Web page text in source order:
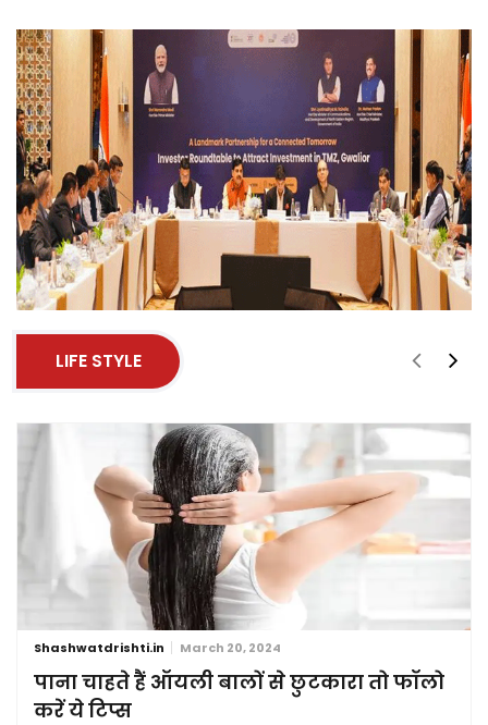
LIFE STYLE
Shashwatdrishti.in March 20, 2024
पाना चाहते हैं ऑयली बालों से छुटकारा तो फॉलो
करें ये टिप्स